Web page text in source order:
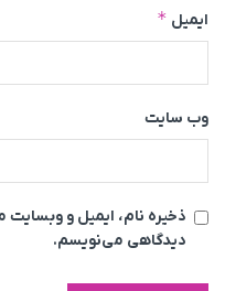
ایمیل *
وب‌ سایت
ذخیره نام، ایمیل و وبسایت
دیدگاهی می‌نویسم.